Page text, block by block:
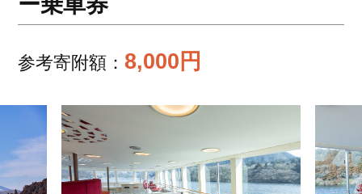
参考寄附額：8,000円